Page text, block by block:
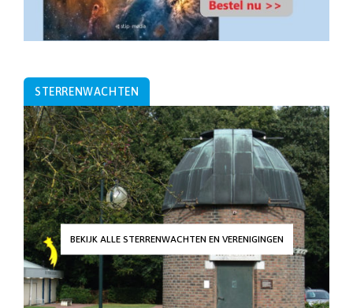
STERRENWACHTEN
BEKIJK ALLE STERRENWACHTEN EN VERENIGINGEN